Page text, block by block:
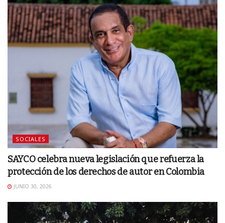
SOCIALES
SAYCO celebra nueva legislación que refuerza la
protección de los derechos de autor en Colombia
JUNIO 30, 2026